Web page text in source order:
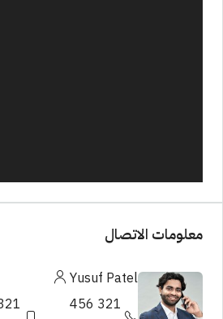
معلومات الاتصال
Yusuf Patel
321 456